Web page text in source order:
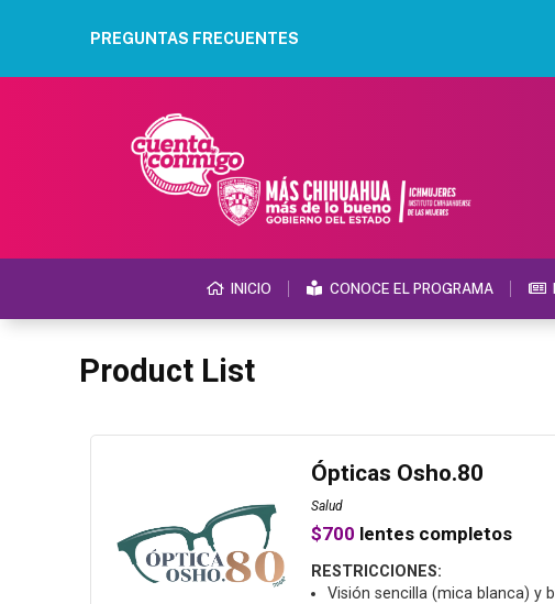
PREGUNTAS FRECUENTES
INICIO CONOCE EL PROGRAMA
Product List
Ópticas Osho.80
Salud
$700 lentes completos
RESTRICCIONES:
Visión sencilla (mica blanca) y